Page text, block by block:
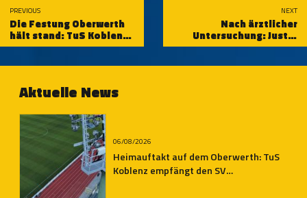
PREVIOUS
Die Festung Oberwerth
hält stand: TuS Koblenz
schlägt den Ahrweiler BC
NEXT
Nach ärztlicher
Untersuchung: Justin
Klein fällt vorläufig aus
Aktuelle News
06/08/2026
Heimauftakt auf dem Oberwerth: TuS
Koblenz empfängt den SV